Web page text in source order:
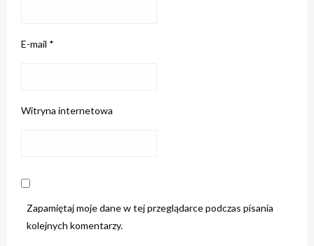
E-mail *
Witryna internetowa
Zapamiętaj moje dane w tej przeglądarce podczas pisania
kolejnych komentarzy.